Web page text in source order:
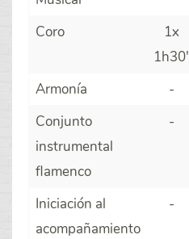
Coro
1x
1h30'
Armonía -
Conjunto
instrumental
flamenco
-
Iniciación al
acompañamiento
-